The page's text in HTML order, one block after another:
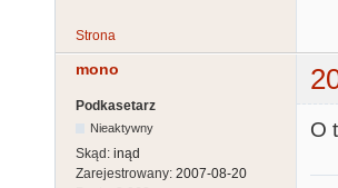
Strona
mono
Podkasetarz
Nieaktywny
Skąd: inąd
Zarejestrowany: 2007-08-20
O